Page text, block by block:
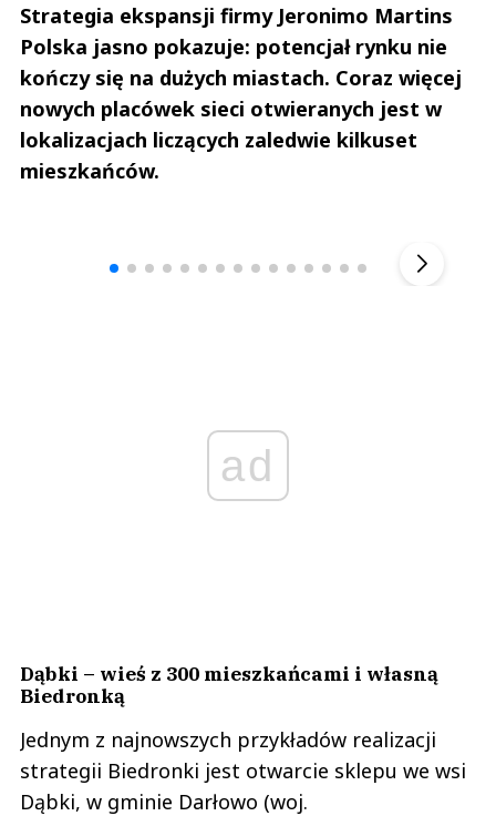
Strategia ekspansji firmy Jeronimo Martins
Polska jasno pokazuje: potencjał rynku nie
kończy się na dużych miastach. Coraz więcej
nowych placówek sieci otwieranych jest w
lokalizacjach liczących zaledwie kilkuset
mieszkańców.
ad
Dąbki – wieś z 300 mieszkańcami i własną
Biedronką
Jednym z najnowszych przykładów realizacji
strategii Biedronki jest otwarcie sklepu we wsi
Dąbki, w gminie Darłowo (woj.